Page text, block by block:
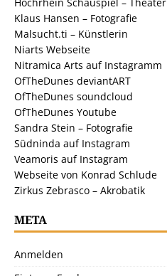
Klaus Hansen – Fotografie
Malsucht.ti – Künstlerin
Niarts Webseite
Nitramica Arts auf Instagramm
OfTheDunes deviantART
OfTheDunes soundcloud
OfTheDunes Youtube
Sandra Stein – Fotografie
Südninda auf Instagram
Veamoris auf Instagram
Webseite von Konrad Schlude
Zirkus Zebrasco – Akrobatik
META
Anmelden